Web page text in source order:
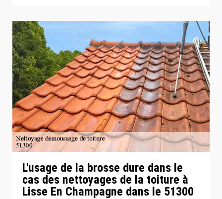
L'usage de la brosse dure dans le
cas des nettoyages de la toiture à
Lisse En Champagne dans le 51300